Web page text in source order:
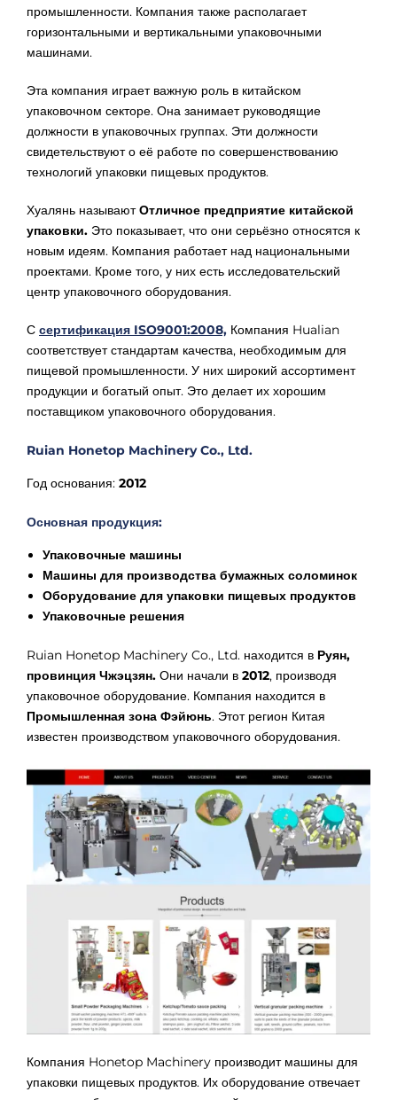
промышленности. Компания также располагает
горизонтальными и вертикальными упаковочными
машинами.
Эта компания играет важную роль в китайском
упаковочном секторе. Она занимает руководящие
должности в упаковочных группах. Эти должности
свидетельствуют о её работе по совершенствованию
технологий упаковки пищевых продуктов.
Хуалянь называютОтличное предприятие китайской
упаковки. Это показывает, что они серьёзно относятся к
новым идеям. Компания работает над национальными
проектами. Кроме того, у них есть исследовательский
центр упаковочного оборудования.
С сертификация ISO9001:2008, Компания Hualian
соответствует стандартам качества, необходимым для
пищевой промышленности. У них широкий ассортимент
продукции и богатый опыт. Это делает их хорошим
поставщиком упаковочного оборудования.
Ruian Honetop Machinery Co., Ltd.
Год основания: 2012
Основная продукция:
Упаковочные машины
Машины для производства бумажных соломинок
Оборудование для упаковки пищевых продуктов
Упаковочные решения
Ruian Honetop Machinery Co., Ltd. находится в Руян,
провинция Чжэцзян. Они начали в 2012, производя
упаковочное оборудование. Компания находится в
Промышленная зона Фэйюнь. Этот регион Китая
известен производством упаковочного оборудования.
Компания Honetop Machinery производит машины для
упаковки пищевых продуктов. Их оборудование отвечает